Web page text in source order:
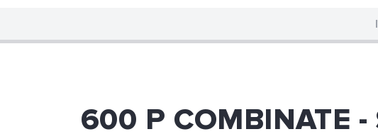
600 P COMBINATE